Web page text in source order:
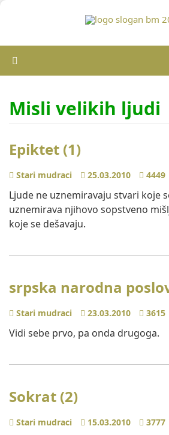
Misli velikih ljudi
Epiktet (1)
Stari mudraci 25.03.2010 4449
Ljude ne uznemiravaju stvari koje
uznemirava njihovo sopstveno
koje se dešavaju.
srpska narodna
Stari mudraci 23.03.2010 3615
Vidi sebe prvo, pa onda drugoga.
Sokrat (2)
Stari mudraci 15.03.2010 3777